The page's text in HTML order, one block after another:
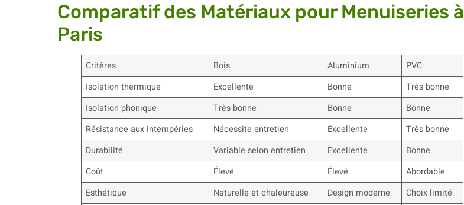
Comparatif des Matériaux pour Menuiseries à
Paris
Critères Bois Aluminium
PVC
Isolation thermique
Excellente Bonne
Très bonne
Isolation phonique
Très bonne Bonne
Bonne
Résistance aux intempéries
Nécessite entretien Excellente
Très bonne
Durabilité
Variable selon entretien Excellente
Bonne
Coût
Élevé Élevé
Abordable
Esthétique
Naturelle et chaleureuse Design moderne
Choix limité